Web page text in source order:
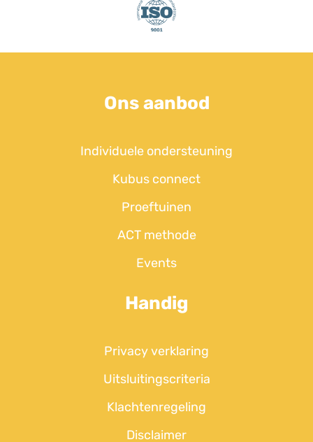
Ons aanbod
Individuele ondersteuning
Kubus connect
Proeftuinen
ACT methode
Events
Handig
Privacy verklaring
Uitsluitingscriteria
Klachtenregeling
Disclaimer